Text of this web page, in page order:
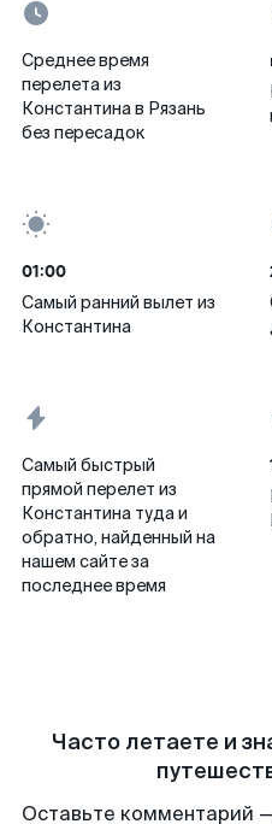
Среднее время
перелета из
Константина в Рязань
без пересадок
01:00
Самый ранний вылет из
Константина
Самый быстрый
прямой перелет из
Константина туда и
обратно, найденный на
нашем сайте за
последнее время
Часто летаете и
Оставьте комментарий